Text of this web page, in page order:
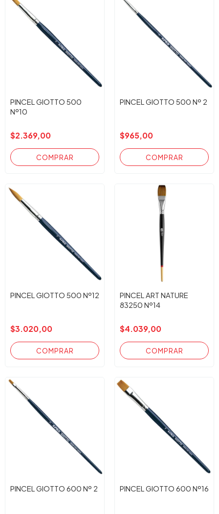
PINCEL GIOTTO 500
Nº10
$2.369,00
PINCEL GIOTTO 500 Nº 2
$965,00
PINCEL GIOTTO 500 Nº12
$3.020,00
PINCEL ART NATURE
83250 Nº14
$4.039,00
PINCEL GIOTTO 600 Nº 2 PINCEL GIOTTO 600 Nº16